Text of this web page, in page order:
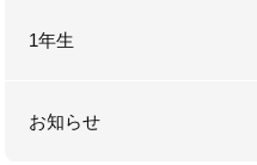
1年生
お知らせ